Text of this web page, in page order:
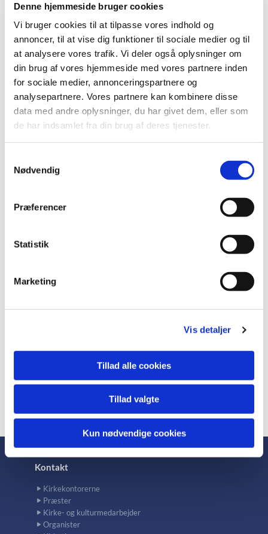
Denne hjemmeside bruger cookies
Vi bruger cookies til at tilpasse vores indhold og
annoncer, til at vise dig funktioner til sociale medier og til
at analysere vores trafik. Vi deler også oplysninger om
din brug af vores hjemmeside med vores partnere inden
for sociale medier, annonceringspartnere og
analysepartnere. Vores partnere kan kombinere disse
data med andre oplysninger, du har givet dem, eller som
de har indsamlet fra din brug af deres tjenester.
Nødvendig
Præferencer
Statistik
Marketing
Vis detaljer
Tillad alle cookies
Tillad valgte
Kun nødvendige cookies
Du vil måske også kunne lide...
Kontakt
Kirkekontorerne
Præster
Kirke- og kulturmedarbejder
Organister